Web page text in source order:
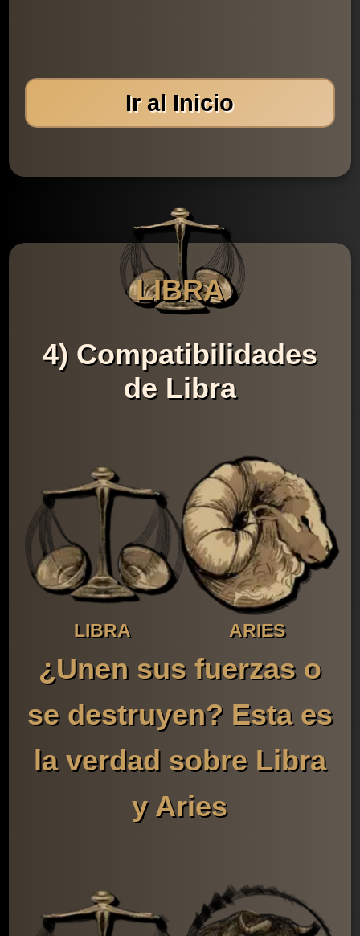
Ir al Inicio
LIBRA
4) Compatibilidades
de Libra
LIBRA ARIES
¿Unen sus fuerzas o
se destruyen? Esta es
la verdad sobre Libra
y Aries